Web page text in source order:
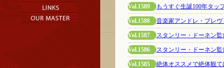
Vol.1589 もうすぐ生誕100年タッ
Vol.1588 音楽家アンドレ・プレヴ
Vol.1587 スタンリー・ドーネン監
Vol.1586 スタンリー・ドーネン監
Vol.1585 絶体オススメで絶体観て